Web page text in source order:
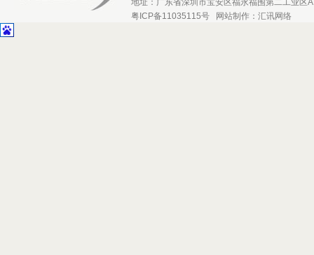
地址：广东省深圳市宝安区福永福围第二工业区
粤ICP备11035115号
网站制作 ： 汇讯网络